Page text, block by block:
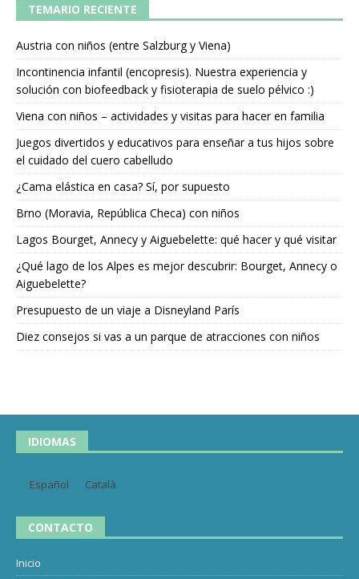
TEMARIO RECIENTE
Austria con niños (entre Salzburg y Viena)
Incontinencia infantil (encopresis). Nuestra experiencia y
solución con biofeedback y fisioterapia de suelo pélvico :)
Viena con niños – actividades y visitas para hacer en familia
Juegos divertidos y educativos para enseñar a tus hijos sobre
el cuidado del cuero cabelludo
¿Cama elástica en casa? Sí, por supuesto
Brno (Moravia, República Checa) con niños
Lagos Bourget, Annecy y Aiguebelette: qué hacer y qué visitar
¿Qué lago de los Alpes es mejor descubrir: Bourget, Annecy o
Aiguebelette?
Presupuesto de un viaje a Disneyland París
Diez consejos si vas a un parque de atracciones con niños
IDIOMAS
Español Català
CONTACTO
Inicio